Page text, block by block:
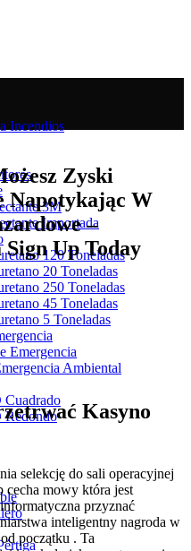
Incendios
3M
Importada
120 Toneladas
20 Toneladas
250 Toneladas
45 Toneladas
5 Toneladas
Emergencia
Ambiental
Redondo
Zyski
Napotykając W
–
Sign Up Today
Kasyno
selekcję do sali operacyjnej
cecha mowy która jest
przyznać
inteligentny nagroda w
początku . Ta